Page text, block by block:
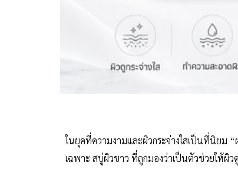
ในยุคที่ความงามและผิวกระจ่างใสเป็นที่นิยม
เฉพาะ สบู่ผิวขาว ที่ถูกมองว่าเป็นตัวช่วยให้ผิ